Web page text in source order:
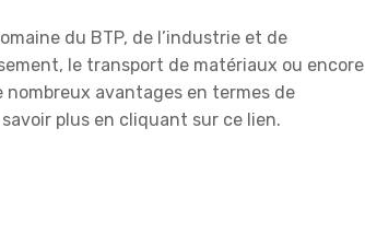
du BTP, de l’industrie et de
le transport de matériaux ou encore
nombreux avantages en termes de
plus en cliquant sur ce lien.